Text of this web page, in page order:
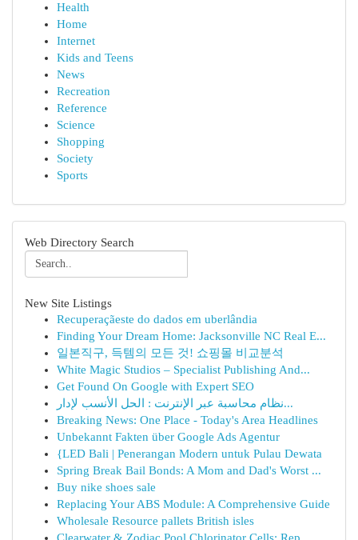
Health
Home
Internet
Kids and Teens
News
Recreation
Reference
Science
Shopping
Society
Sports
Web Directory Search
New Site Listings
Recuperaçãeste do dados em uberlândia
Finding Your Dream Home: Jacksonville NC Real E...
일본직구, 득템의 모든 것! 쇼핑몰 비교분석
White Magic Studios – Specialist Publishing And...
Get Found On Google with Expert SEO
نظام محاسبة عبر الإنترنت : الحل الأنسب لإدار...
Breaking News: One Place - Today's Area Headlines
Unbekannt Fakten über Google Ads Agentur
{LED Bali | Penerangan Modern untuk Pulau Dewata
Spring Break Bail Bonds: A Mom and Dad's Worst ...
Buy nike shoes sale
Replacing Your ABS Module: A Comprehensive Guide
Wholesale Resource pallets British isles